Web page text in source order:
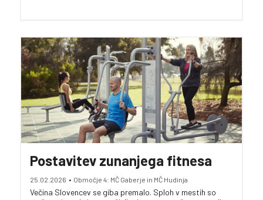
Postavitev zunanjega fitnesa
25.02.2026 • Območje 4: MČ Gaberje in MČ Hudinja
Večina Slovencev se giba premalo. Sploh v mestih so